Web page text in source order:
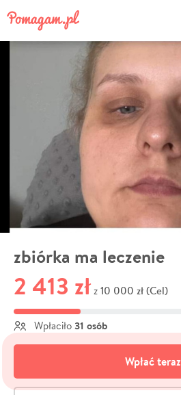
zbiórka ma leczenie
2 413 zł z 10 000 zł (Cel)
Wpłaciło 31 osób
Wpłać teraz